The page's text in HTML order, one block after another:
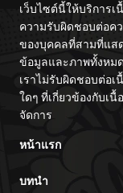
เว็บไซต์นี้ให้บริการ
ความรับผิดชอบต่อค
ของบุคคลที่สามที่แส
ข้อมูลและภาพทั้งหม
เราไม่รับผิดชอบต่อ
ใดๆ ที่เกี่ยวข้องกับเ
จัดการ
หน้าแรก
บทนำ